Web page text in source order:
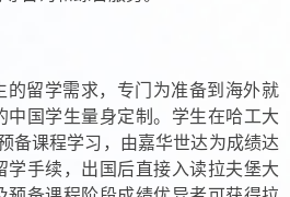
的留学需求，专门为准备到海外就
中国学生量身定制。学生在哈工大
备课程学习，由嘉华世达为成绩达
学手续，出国后直接入读拉夫堡大